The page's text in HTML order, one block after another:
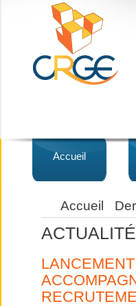
Accueil
Accueil